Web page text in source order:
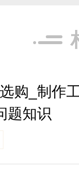
购_制作
题知识